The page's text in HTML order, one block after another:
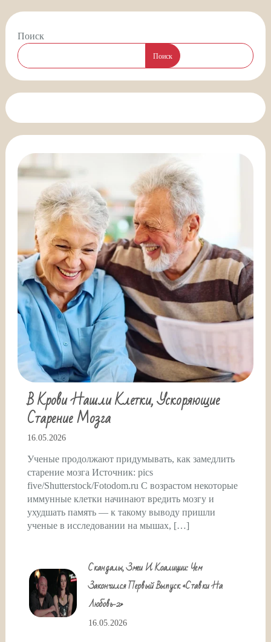
Поиск
Поиск
В Крови Нашли Клетки, Ускоряющие
Старение Мозга
16.05.2026
Ученые продолжают придумывать, как замедлить
старение мозга Источник: pics
five/Shutterstock/Fotodom.ru С возрастом некоторые
иммунные клетки начинают вредить мозгу и
ухудшать память — к такому выводу пришли
ученые в исследовании на мышах, […]
Скандалы, Змеи И Коалиции: Чем
Закончился Первый Выпуск «Ставки На
Любовь-2»
16.05.2026